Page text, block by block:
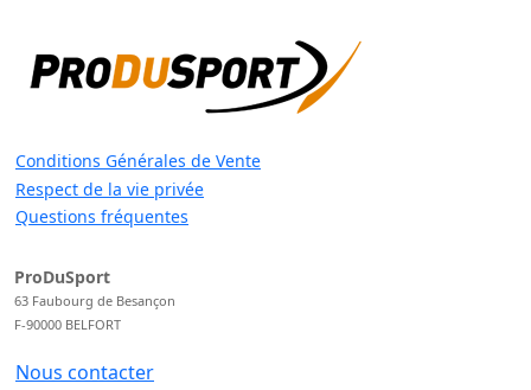
Conditions Générales de Vente
Respect de la vie privée
Questions fréquentes
ProDuSport
63 Faubourg de Besançon
F-90000 BELFORT
Nous contacter